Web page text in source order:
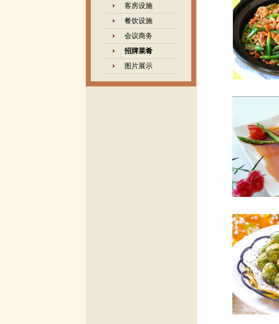
客房设施
餐饮设施
会议商务
招牌菜肴
图片展示